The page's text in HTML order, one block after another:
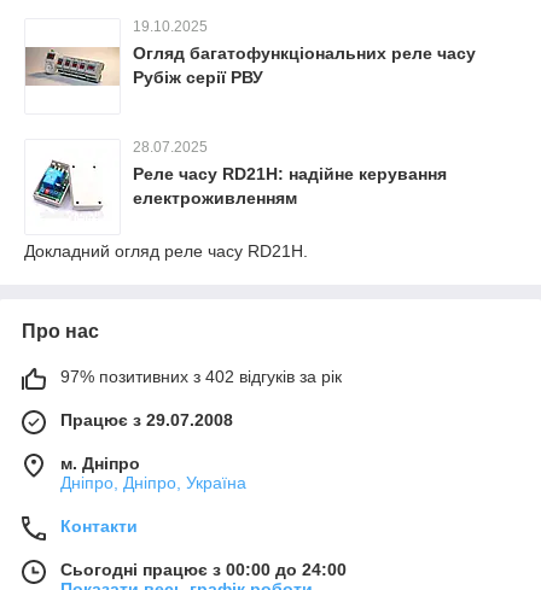
19.10.2025
Огляд багатофункціональних реле часу
Рубіж серії РВУ
28.07.2025
Реле часу RD21H: надійне керування
електроживленням
Докладний огляд реле часу RD21H.
Про нас
97% позитивних з 402 відгуків за рік
Працює з 29.07.2008
м. Дніпро
Дніпро, Дніпро, Україна
Контакти
Сьогодні працює з 00:00 до 24:00